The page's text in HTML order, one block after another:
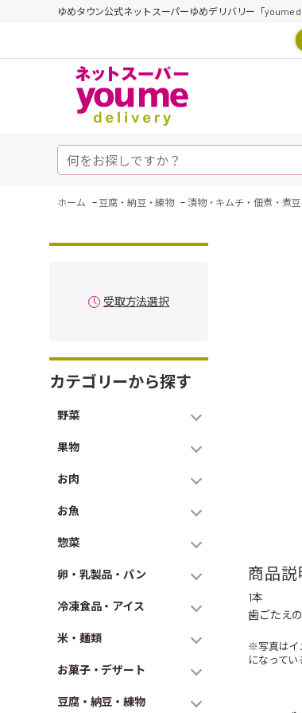
ゆめタウン公式ネットスーパーゆめデリバリー「youme
ホーム - 豆腐・納豆・練物 - 漬物・キムチ・佃煮・煮豆
受取方法選択
カテゴリーから探す
野菜
果物
お肉
お魚
惣菜
卵・乳製品・パン
冷凍食品・アイス
米・麺類
お菓子・デザート
豆腐・納豆・練物
商品説
1本
歯ごたえ
※写真はイ
になって